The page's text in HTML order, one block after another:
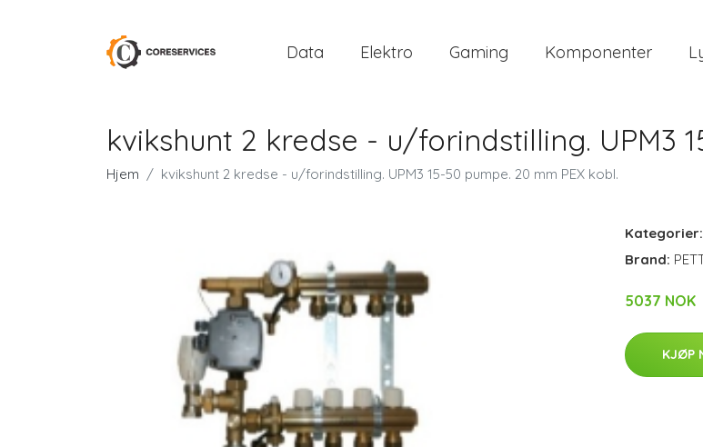
Data Elektro Gaming Komponenter
kvikshunt 2 kredse - u/forindstilling. UPM3
Hjem kvikshunt 2 kredse - u/forindstilling. UPM3 15-50 pumpe. 20 mm PEX kobl.
Kategorier:
Brand:
5037 NOK
KJØP